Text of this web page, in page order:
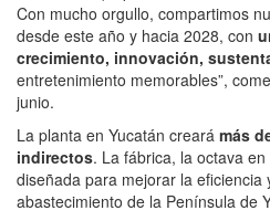
Con mucho orgullo, compartimos
desde este año y hacia 2028, con
crecimiento, innovación,
entretenimiento memorables”,
junio.
La planta en Yucatán creará más
indirectos. La fábrica, la octava
diseñada para mejorar la eficiencia
abastecimiento de la Península de